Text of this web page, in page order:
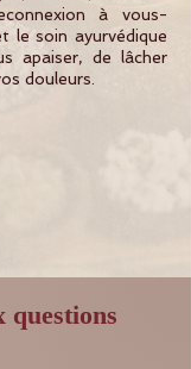
à vous-
le soin ayurvédique
apaiser, de lâcher
douleurs.
questions